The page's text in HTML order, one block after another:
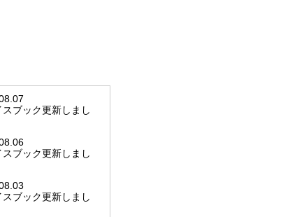
スブック更新しまし
スブック更新しまし
スブック更新しまし